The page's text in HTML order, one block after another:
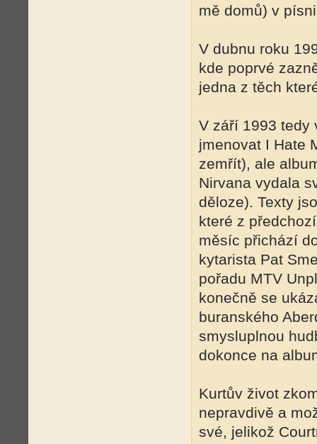
mě domů) v
V dubnu roku
kde poprvé
jedna z těch
V září 1993 tedy
jmenovat I Hate
zemřít), ale
Nirvana vydala
děloze). Texty
které z
měsíc přichází
kytarista Pat
pořadu MTV
konečně se
buranského
smysluplnou
dokonce na
Kurtův život
nepravdivě a
své, jelikož